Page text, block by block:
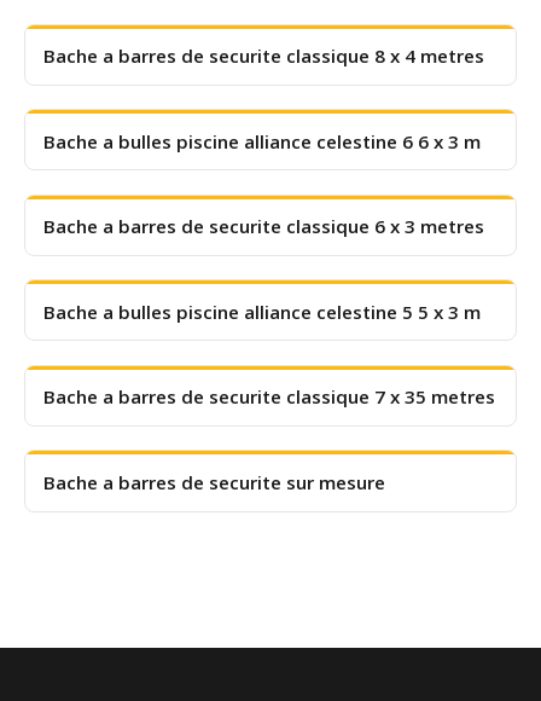
Bache a barres de securite classique 8 x 4 metres
Bache a bulles piscine alliance celestine 6 6 x 3 m
Bache a barres de securite classique 6 x 3 metres
Bache a bulles piscine alliance celestine 5 5 x 3 m
Bache a barres de securite classique 7 x 35 metres
Bache a barres de securite sur mesure